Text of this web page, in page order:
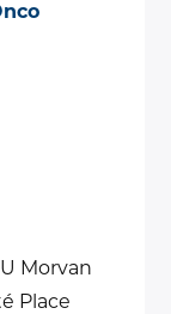
Morvan
Place